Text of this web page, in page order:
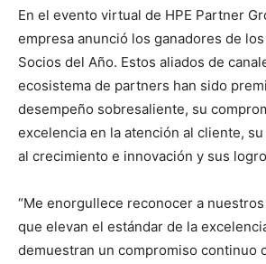
En el evento virtual de HPE Partner
empresa anunció los ganadores de
Socios del Año. Estos aliados de
ecosistema de partners han sido
desempeño sobresaliente, su
excelencia en la atención al cliente,
al crecimiento e innovación y sus
“Me enorgullece reconocer a
que elevan el estándar de la
demuestran un compromiso continuo